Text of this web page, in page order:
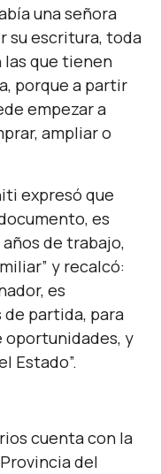
una señora
su escritura, toda
las que tienen
porque a partir
empezar a
ampliar o
expresó que
es
de trabajo,
” y recalcó:
es
partida, para
oportunidades, y
Estado”.
cuenta con la
del